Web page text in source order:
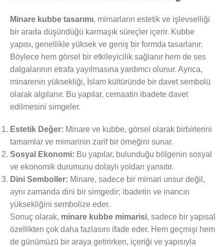
Minare kubbe tasarımı, mimarların estetik ve işlevselliği
bir arada düşündüğü karmaşık süreçler içerir. Kubbe
yapısı, genellikle yüksek ve geniş bir formda tasarlanır.
Böylece hem görsel bir etkileyicilik sağlanır hem de ses
dalgalarının etrafa yayılmasına yardımcı olunur. Ayrıca,
minarenin yüksekliği, İslam kültüründe bir davet sembolü
olarak algılanır. Bu yapılar, cemaatin ibadete davet
edilmesini simgeler.
Estetik Değer: Minare ve kubbe, görsel olarak birbirlerini
tamamlar ve mimarinin zarif bir örneğini sunar.
Sosyal Ekonomi: Bu yapılar, bulunduğu bölgenin sosyal
ve ekonomik durumunu dolaylı yoldan yansıtır.
Dini Semboller: Minare, sadece bir mimari unsur değil,
aynı zamanda dini bir simgedir; ibadetin ve inancın
yüksekliğini sembolize eder.
Sonuç olarak, minare kubbe mimarisi, sadece bir yapısal
özellikten çok daha fazlasını ifade eder. Hem geçmişi hem
de günümüzü bir araya getirirken, içeriği ve yapısıyla